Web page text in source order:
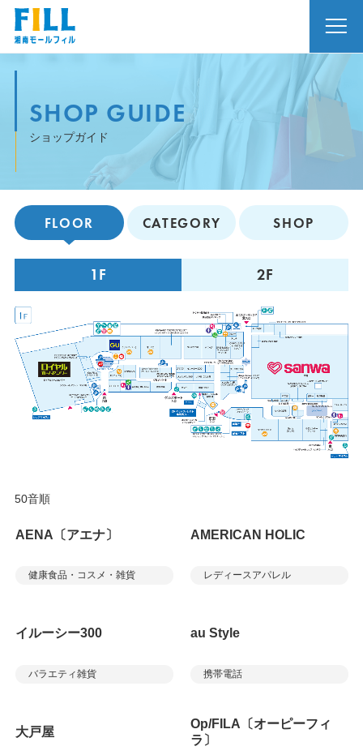
SHOP GUIDE
ショップガイド
FLOOR CATEGORY SHOP
1F 2F
50音順
AENA〔アエナ〕
健康食品・コスメ・雑貨
AMERICAN HOLIC
レディースアパレル
イルーシー300
バラエティ雑貨
au Style
携帯電話
大戸屋
Op/FILA〔オーピーフィ
ラ〕